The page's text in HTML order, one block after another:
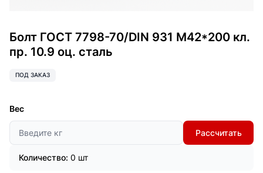
Болт ГОСТ 7798-70/DIN 931 М42*200 кл.
пр. 10.9 оц. сталь
ПОД ЗАКАЗ
Вес
Рассчитать
Количество: 0 шт